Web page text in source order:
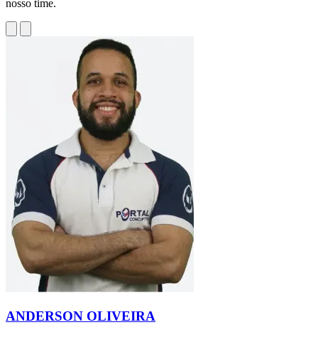
nosso time.
ANDERSON OLIVEIRA